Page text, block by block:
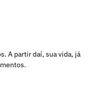
A partir daí, sua vida, já